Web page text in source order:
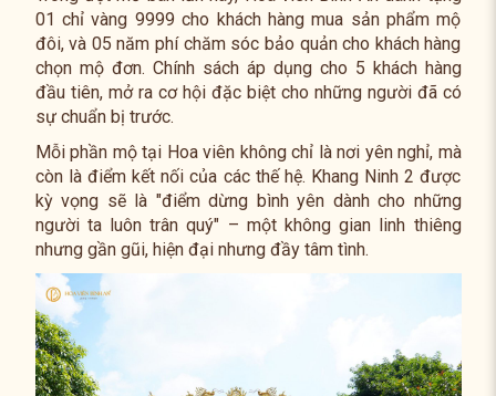
01 chỉ vàng 9999 cho khách hàng mua sản phẩm mộ
đôi, và 05 năm phí chăm sóc bảo quản cho khách hàng
chọn mộ đơn. Chính sách áp dụng cho 5 khách hàng
đầu tiên, mở ra cơ hội đặc biệt cho những người đã có
sự chuẩn bị trước.
Mỗi phần mộ tại Hoa viên không chỉ là nơi yên nghỉ, mà
còn là điểm kết nối của các thế hệ. Khang Ninh 2 được
kỳ vọng sẽ là "điểm dừng bình yên dành cho những
người ta luôn trân quý" – một không gian linh thiêng
nhưng gần gũi, hiện đại nhưng đầy tâm tình.